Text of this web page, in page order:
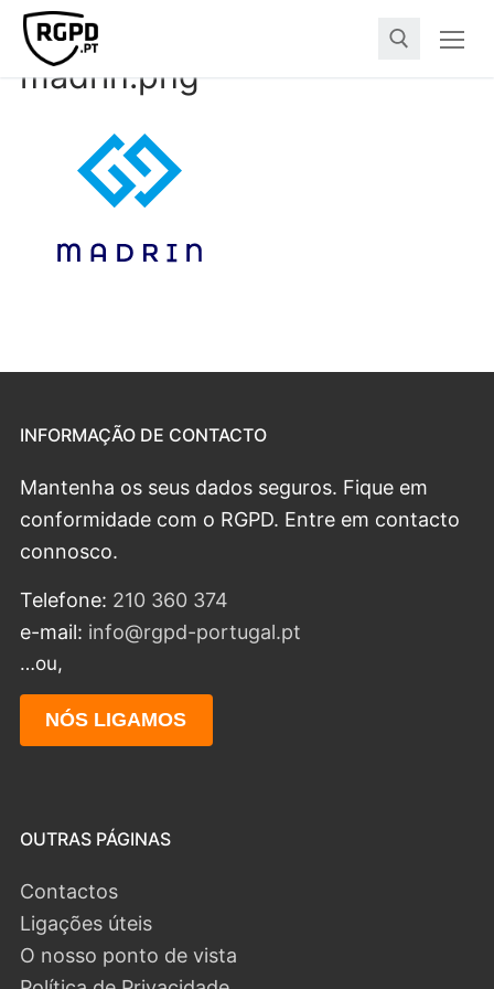
madrin.png
INFORMAÇÃO DE CONTACTO
Mantenha os seus dados seguros. Fique em
conformidade com o RGPD. Entre em contacto
connosco.
Telefone: 210 360 374
e-mail: info@rgpd-portugal.pt
…ou,
NÓS LIGAMOS
OUTRAS PÁGINAS
Contactos
Ligações úteis
O nosso ponto de vista